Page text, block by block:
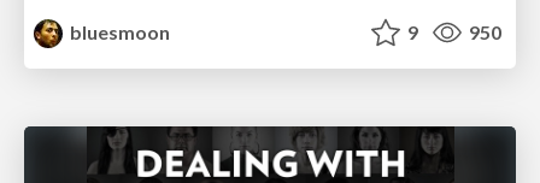
bluesmoon
9 950